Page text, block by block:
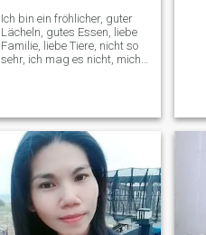
Ich bin ein fröhlicher, guter
Lächeln, gutes Essen, liebe
Familie, liebe Tiere, nicht so
sehr, ich mag es nicht, mich